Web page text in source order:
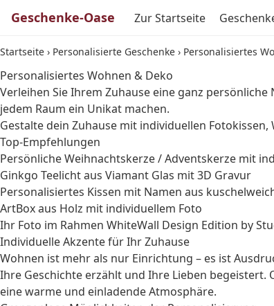
Geschenke-Oase Zur Startseite
Startseite › Personalisierte Geschenke › Personalisiertes
Personalisiertes Wohnen & Deko
Verleihen Sie Ihrem Zuhause eine ganz
jedem Raum ein Unikat machen.
Gestalte dein Zuhause mit individuellen
Top-Empfehlungen
Persönliche Weihnachtskerze / Adventskerze mit
Ginkgo Teelicht aus Viamant Glas mit 3D Gravur
Personalisiertes Kissen mit Namen aus
ArtBox aus Holz mit individuellem Foto
Ihr Foto im Rahmen WhiteWall Design Edition by
Individuelle Akzente für Ihr Zuhause
Wohnen ist mehr als nur Einrichtung – es ist
Ihre Geschichte erzählt und Ihre Lieben begeistert.
eine warme und einladende Atmosphäre.